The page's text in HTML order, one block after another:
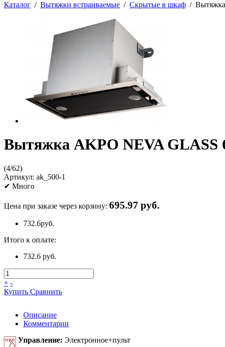
Каталог / Вытяжки встраиваемые / Скрытые в шкаф /
Вытяжка AKPO NEVA GLASS
(4/62)
Артикул: ak_500-1
✔ Много
Цена при заказе через корзину: 695.97 руб.
732.6руб.
Итого к оплате:
732.6 руб.
+ -
Купить Сравнить
Описание
Комментарии
Управление: Электронное+пульт